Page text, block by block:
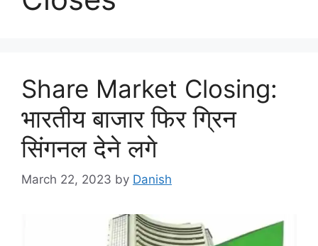
Share Market Closing:
भारतीय बाजार फिर ग्रिन
सिंगनल देने लगे
March 22, 2023 by Danish